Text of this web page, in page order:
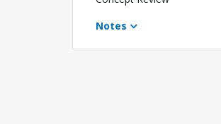
Notes